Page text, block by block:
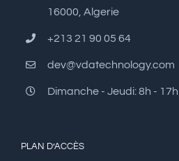
16000, Algerie
+213 21 90 05 64
dev@vdatechnology.com
Dimanche - Jeudi: 8h - 17h
PLAN D’ACCÈS